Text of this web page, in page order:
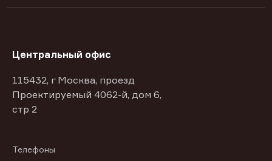
Центральный офис
115432, г Москва, проезд
Проектируемый 4062-й, дом 6,
стр 2
Телефоны